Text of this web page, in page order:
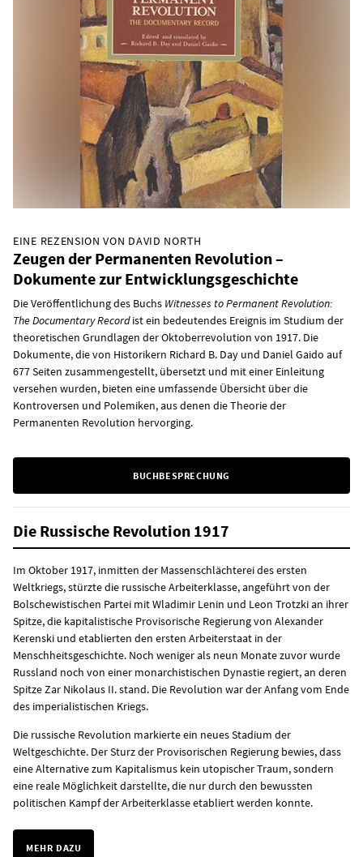
EINE REZENSION VON DAVID NORTH
Zeugen der Permanenten Revolution –
Dokumente zur Entwicklungsgeschichte
Die Veröffentlichung des Buchs Witnesses to Permanent Revolution:
The Documentary Recordist ein bedeutendes Ereignis im Studium der
theoretischen Grundlagen der Oktoberrevolution von 1917. Die
Dokumente, die von Historikern Richard B. Day und Daniel Gaido auf
677 Seiten zusammengestellt, übersetzt und mit einer Einleitung
versehen wurden, bieten eine umfassende Übersicht über die
Kontroversen und Polemiken, aus denen die Theorie der
Permanenten Revolution hervorging.
BUCHBESPRECHUNG
Die Russische Revolution 1917
Im Oktober 1917, inmitten der Massenschlächterei des ersten
Weltkriegs, stürzte die russische Arbeiterklasse, angeführt von der
Bolschewistischen Partei mit Wladimir Lenin und Leon Trotzki an ihrer
Spitze, die kapitalistische Provisorische Regierung von Alexander
Kerenski und etablierten den ersten Arbeiterstaat in der
Menschheitsgeschichte. Noch weniger als neun Monate zuvor wurde
Russland noch von einer monarchistischen Dynastie regiert, an deren
Spitze Zar Nikolaus II. stand. Die Revolution war der Anfang vom Ende
des imperialistischen Kriegs.
Die russische Revolution markierte ein neues Stadium der
Weltgeschichte. Der Sturz der Provisorischen Regierung bewies, dass
eine Alternative zum Kapitalismus kein utopischer Traum, sondern
eine reale Möglichkeit darstellte, die nur durch den bewussten
politischen Kampf der Arbeiterklasse etabliert werden konnte.
MEHR DAZU